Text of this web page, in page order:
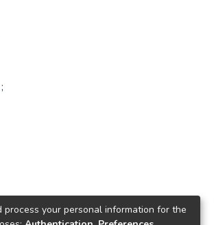
process your personal information for the